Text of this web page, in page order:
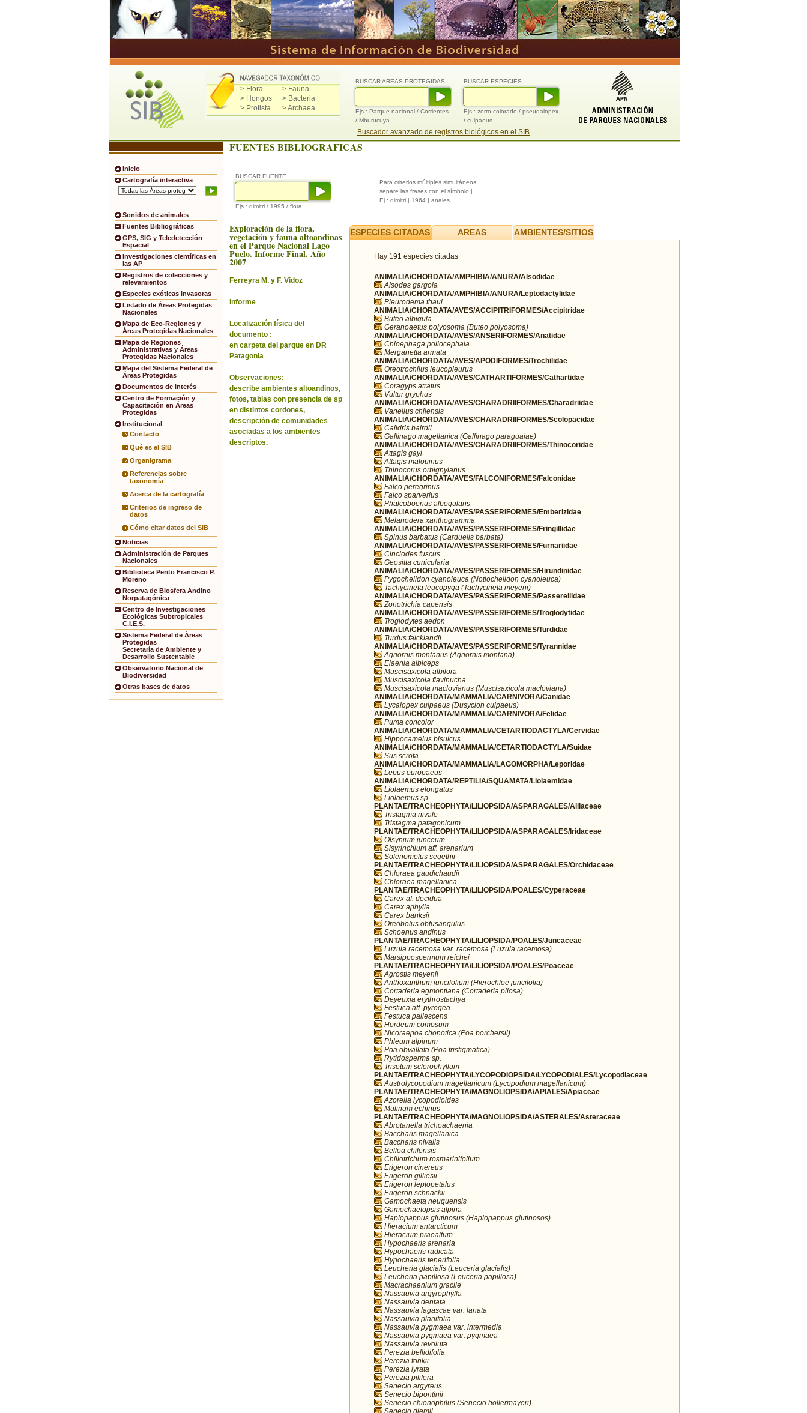
> Flora
> Fauna
> Hongos
> Bacteria
> Protista
> Archaea
BUSCAR ESPECIES
Ejs.: zorro colorado / pseudalopex
/ culpaeus
BUSCAR AREAS PROTEGIDAS
Ejs.: Parque nacional / Corrientes
/ Mburucuya
Buscador avanzado de registros biológicos en el SIB
Inicio
Cartografía interactiva
Sonidos de animales
Fuentes Bibliográficas
GPS, SIG y Teledetección
Espacial
Investigaciones científicas en
las AP
Registros de colecciones y
relevamientos
Especies exóticas invasoras
Listado de Áreas Protegidas
Nacionales
Mapa de Eco-Regiones y
Áreas Protegidas Nacionales
Mapa de Regiones
Administrativas y Áreas
Protegidas Nacionales
Mapa del Sistema Federal de
Áreas Protegidas
Documentos de interés
Centro de Formación y
Capacitación en Áreas
Protegidas
Institucional
Contacto
Qué es el SIB
Organigrama
Referencias sobre
taxonomía
Acerca de la cartografía
Criterios de ingreso de
datos
Cómo citar datos del SIB
Noticias
Administración de Parques
Nacionales
Biblioteca Perito Francisco P.
Moreno
Reserva de Biosfera Andino
Norpatagónica
Centro de Investigaciones
Ecológicas Subtropicales
C.I.E.S.
Sistema Federal de Áreas
Protegidas
Secretaría de Ambiente y
Desarrollo Sustentable
Observatorio Nacional de
Biodiversidad
Otras bases de datos
FUENTES BIBLIOGRAFICAS
BUSCAR FUENTE
Ejs.: dimitri / 1995 / flora
Para criterios múltiples simultáneos,
separe las frases con el símbolo |
Ej.: dimitri | 1964 | anales
Exploración de la flora,
vegetación y fauna altoandinas
en el Parque Nacional Lago
Puelo. Informe Final. Año
2007
Ferreyra M. y F. Vidoz
Informe
Localización física del
documento :
en carpeta del parque en DR
Patagonia
Observaciones:
describe ambientes altoandinos,
fotos, tablas con presencia de sp
en distintos cordones,
descripción de comunidades
asociadas a los ambientes
descriptos.
ESPECIES CITADAS AREAS AMBIENTES/SITIOS
Hay 191 especies citadas
ANIMALIA/CHORDATA/AMPHIBIA/ANURA/Alsodidae
Alsodes gargola
ANIMALIA/CHORDATA/AMPHIBIA/ANURA/Leptodactylidae
Pleurodema thaul
ANIMALIA/CHORDATA/AVES/ACCIPITRIFORMES/Accipitridae
Buteo albigula
Geranoaetus polyosoma (Buteo polyosoma)
ANIMALIA/CHORDATA/AVES/ANSERIFORMES/Anatidae
Chloephaga poliocephala
Merganetta armata
ANIMALIA/CHORDATA/AVES/APODIFORMES/Trochilidae
Oreotrochilus leucopleurus
ANIMALIA/CHORDATA/AVES/CATHARTIFORMES/Cathartidae
Coragyps atratus
Vultur gryphus
ANIMALIA/CHORDATA/AVES/CHARADRIIFORMES/Charadriidae
Vanellus chilensis
ANIMALIA/CHORDATA/AVES/CHARADRIIFORMES/Scolopacidae
Calidris bairdii
Gallinago magellanica (Gallinago paraguaiae)
ANIMALIA/CHORDATA/AVES/CHARADRIIFORMES/Thinocoridae
Attagis gayi
Attagis malouinus
Thinocorus orbignyianus
ANIMALIA/CHORDATA/AVES/FALCONIFORMES/Falconidae
Falco peregrinus
Falco sparverius
Phalcoboenus albogularis
ANIMALIA/CHORDATA/AVES/PASSERIFORMES/Emberizidae
Melanodera xanthogramma
ANIMALIA/CHORDATA/AVES/PASSERIFORMES/Fringillidae
Spinus barbatus (Carduelis barbata)
ANIMALIA/CHORDATA/AVES/PASSERIFORMES/Furnariidae
Cinclodes fuscus
Geositta cunicularia
ANIMALIA/CHORDATA/AVES/PASSERIFORMES/Hirundinidae
Pygochelidon cyanoleuca (Notiochelidon cyanoleuca)
Tachycineta leucopyga (Tachycineta meyeni)
ANIMALIA/CHORDATA/AVES/PASSERIFORMES/Passerellidae
Zonotrichia capensis
ANIMALIA/CHORDATA/AVES/PASSERIFORMES/Troglodytidae
Troglodytes aedon
ANIMALIA/CHORDATA/AVES/PASSERIFORMES/Turdidae
Turdus falcklandii
ANIMALIA/CHORDATA/AVES/PASSERIFORMES/Tyrannidae
Agriornis montanus (Agriornis montana)
Elaenia albiceps
Muscisaxicola albilora
Muscisaxicola flavinucha
Muscisaxicola maclovianus (Muscisaxicola macloviana)
ANIMALIA/CHORDATA/MAMMALIA/CARNIVORA/Canidae
Lycalopex culpaeus (Dusycion culpaeus)
ANIMALIA/CHORDATA/MAMMALIA/CARNIVORA/Felidae
Puma concolor
ANIMALIA/CHORDATA/MAMMALIA/CETARTIODACTYLA/Cervidae
Hippocamelus bisulcus
ANIMALIA/CHORDATA/MAMMALIA/CETARTIODACTYLA/Suidae
Sus scrofa
ANIMALIA/CHORDATA/MAMMALIA/LAGOMORPHA/Leporidae
Lepus europaeus
ANIMALIA/CHORDATA/REPTILIA/SQUAMATA/Liolaemidae
Liolaemus elongatus
Liolaemus sp.
PLANTAE/TRACHEOPHYTA/LILIOPSIDA/ASPARAGALES/Alliaceae
Tristagma nivale
Tristagma patagonicum
PLANTAE/TRACHEOPHYTA/LILIOPSIDA/ASPARAGALES/Iridaceae
Olsynium junceum
Sisyrinchium aff. arenarium
Solenomelus segethii
PLANTAE/TRACHEOPHYTA/LILIOPSIDA/ASPARAGALES/Orchidaceae
Chloraea gaudichaudii
Chloraea magellanica
PLANTAE/TRACHEOPHYTA/LILIOPSIDA/POALES/Cyperaceae
Carex af. decidua
Carex aphylla
Carex banksii
Oreobolus obtusangulus
Schoenus andinus
PLANTAE/TRACHEOPHYTA/LILIOPSIDA/POALES/Juncaceae
Luzula racemosa var. racemosa (Luzula racemosa)
Marsippospermum reichei
PLANTAE/TRACHEOPHYTA/LILIOPSIDA/POALES/Poaceae
Agrostis meyenii
Anthoxanthum juncifolium (Hierochloe juncifolia)
Cortaderia egmontiana (Cortaderia pilosa)
Deyeuxia erythrostachya
Festuca aff. pyrogea
Festuca pallescens
Hordeum comosum
Nicoraepoa chonotica (Poa borchersii)
Phleum alpinum
Poa obvallata (Poa tristigmatica)
Rytidosperma sp.
Trisetum sclerophyllum
PLANTAE/TRACHEOPHYTA/LYCOPODIOPSIDA/LYCOPODIALES/Lycopodiaceae
Austrolycopodium magellanicum (Lycopodium magellanicum)
PLANTAE/TRACHEOPHYTA/MAGNOLIOPSIDA/APIALES/Apiaceae
Azorella lycopodioides
Mulinum echinus
PLANTAE/TRACHEOPHYTA/MAGNOLIOPSIDA/ASTERALES/Asteraceae
Abrotanella trichoachaenia
Baccharis magellanica
Baccharis nivalis
Belloa chilensis
Chiliotrichum rosmarinifolium
Erigeron cinereus
Erigeron gilliesii
Erigeron leptopetalus
Erigeron schnackii
Gamochaeta neuquensis
Gamochaetopsis alpina
Haplopappus glutinosus (Haplopappus glutinosos)
Hieracium antarcticum
Hieracium praealtum
Hypochaeris arenaria
Hypochaeris radicata
Hypochaeris tenerifolia
Leucheria glacialis (Leuceria glacialis)
Leucheria papillosa (Leuceria papillosa)
Macrachaenium gracile
Nassauvia argyrophylla
Nassauvia dentata
Nassauvia lagascae var. lanata
Nassauvia planifolia
Nassauvia pygmaea var. intermedia
Nassauvia pygmaea var. pygmaea
Nassauvia revoluta
Perezia bellidifolia
Perezia fonkii
Perezia lyrata
Perezia pilifera
Senecio argyreus
Senecio bipontinii
Senecio chionophilus (Senecio hollermayeri)
Senecio diemii